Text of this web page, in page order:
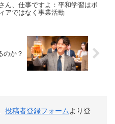
ん、仕事ですよ：平和学習はボ
アではなく事業活動
のか？
投稿者登録フォームより登